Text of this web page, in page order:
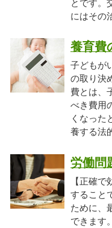
とです。
にはその
養育費
子どもが
の取り決
費とは、
べき費用
くなった
養する法
労働問
【正確
すること
ために、
できます